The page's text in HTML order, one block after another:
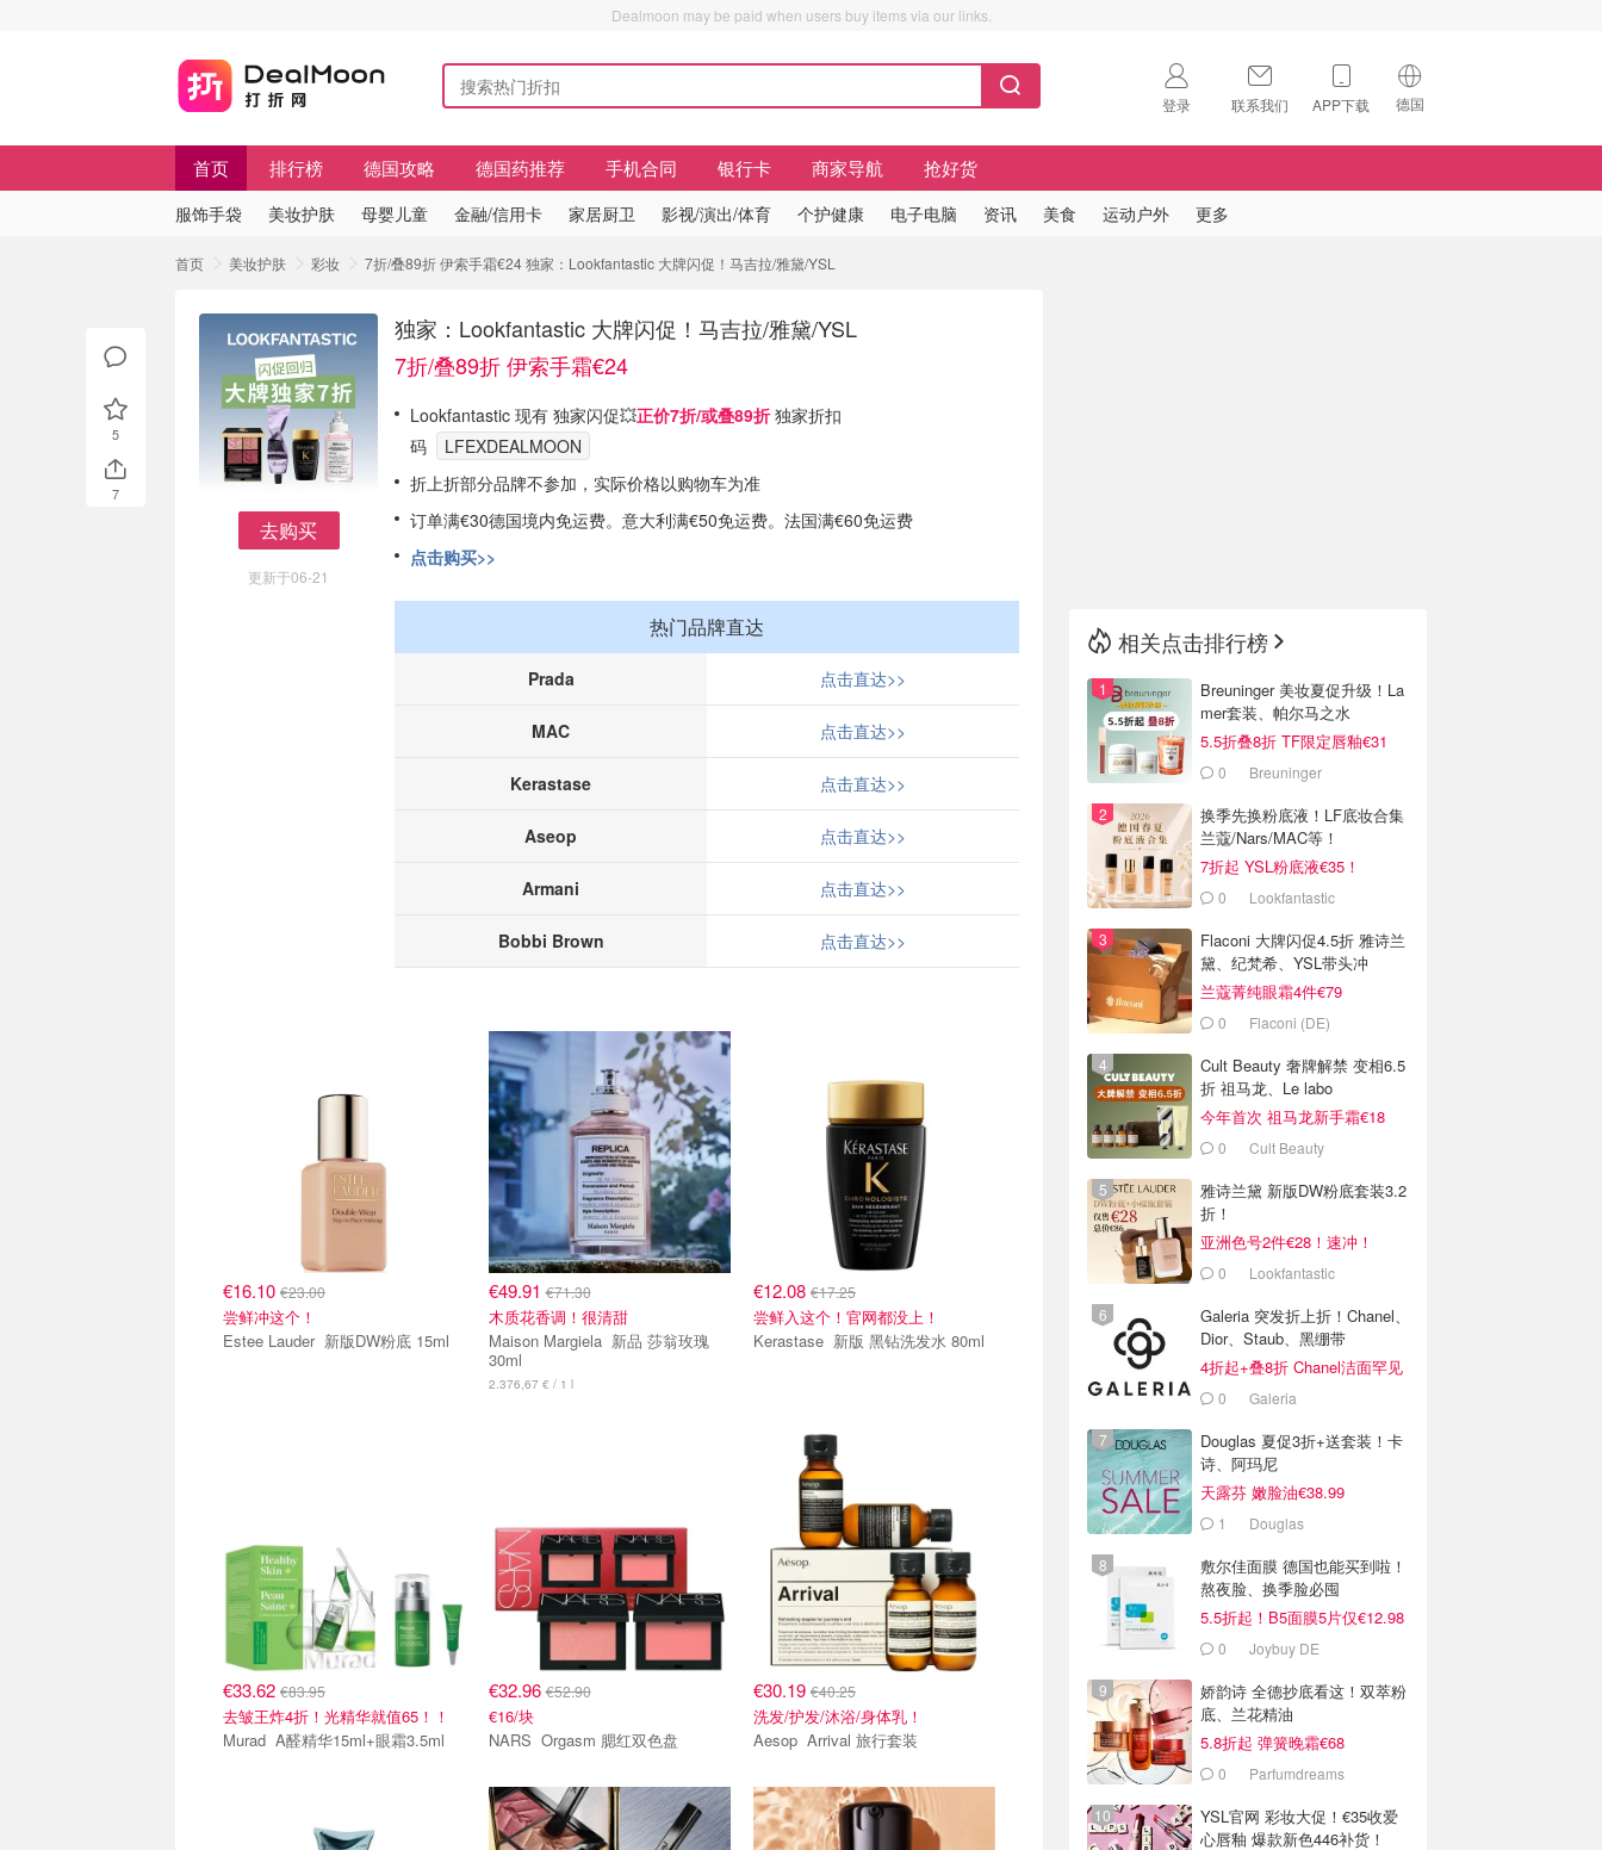
Dealmoon may be paid when users buy items via our links.
登录 联系我们 APP下载 德国
🇺🇸
首页 排行榜 德国攻略 德国药推荐 手机合同 银行卡 商家导航 抢好货
服饰手袋 美妆护肤 母婴儿童 金融/信用卡 家居厨卫 影视/演出/体育 个护健康 电子电脑 资讯 美食 运动户外 更多
首页 美妆护肤 彩妆 7折/叠89折 伊索手霜€24 独家：Lookfantastic 大牌闪促！马吉拉/雅黛/YSL
去购买
更新于06-21
独家：Lookfantastic 大牌闪促！马吉拉/雅黛/YSL
7折/叠89折 伊索手霜€24
Lookfantastic 现有 独家闪促💥正价7折/或叠89折 独家折扣
码
LFEXDEALMOON
折上折部分品牌不参加，实际价格以购物车为准
订单满€30德国境内免运费。意大利满€50免运费。法国满€60免运费
点击购买>>
热门品牌直达
Prada 点击直达>>
MAC 点击直达>>
Kerastase 点击直达>>
Aseop 点击直达>>
Armani 点击直达>>
Bobbi Brown 点击直达>>
€16.10 €23.00
尝鲜冲这个！
Estee Lauder 新版DW粉底 15ml
€49.91€71.30
木质花香调！很清甜
Maison Margiela 新品 莎翁玫瑰
30ml
2.376,67 € / 1 l
€12.08 €17.25
尝鲜入这个！官网都没上！
Kerastase 新版 黑钻洗发水 80ml
€33.62 €83.95
去皱王炸4折！光精华就值65！！
Murad A醛精华15ml+眼霜3.5ml
€32.96€52.90
€16/块
NARS Orgasm 腮红双色盘
€30.19 €40.25
洗发/护发/沐浴/身体乳！
Aesop Arrival 旅行套装
5
7
相关点击排行榜
Breuninger 美妆夏促升级！La
mer套装、帕尔马之水
5.5折叠8折 TF限定唇釉€31
0 Breuninger
换季先换粉底液！LF底妆合集
兰蔻/Nars/MAC等！
7折起 YSL粉底液€35！
0 Lookfantastic
Flaconi 大牌闪促4.5折 雅诗兰
黛、纪梵希、YSL带头冲
兰蔻菁纯眼霜4件€79
0 Flaconi (DE)
Cult Beauty 奢牌解禁 变相6.5
折 祖马龙、Le labo
今年首次 祖马龙新手霜€18
0 Cult Beauty
雅诗兰黛 新版DW粉底套装3.2
折！
亚洲色号2件€28！速冲！
0 Lookfantastic
Galeria 突发折上折！Chanel、
Dior、Staub、黑绷带
4折起+叠8折 Chanel洁面罕见
€430 Galeria
Douglas 夏促3折+送套装！卡
诗、阿玛尼
天露芬 嫩脸油€38.99
1 Douglas
敷尔佳面膜 德国也能买到啦！
熬夜脸、换季脸必囤
5.5折起！B5面膜5片仅€12.98
0 Joybuy DE
娇韵诗 全德抄底看这！双萃粉
底、兰花精油
5.8折起 弹簧晚霜€68
0 Parfumdreams
YSL官网 彩妆大促！€35收爱
心唇釉 爆款新色446补货！